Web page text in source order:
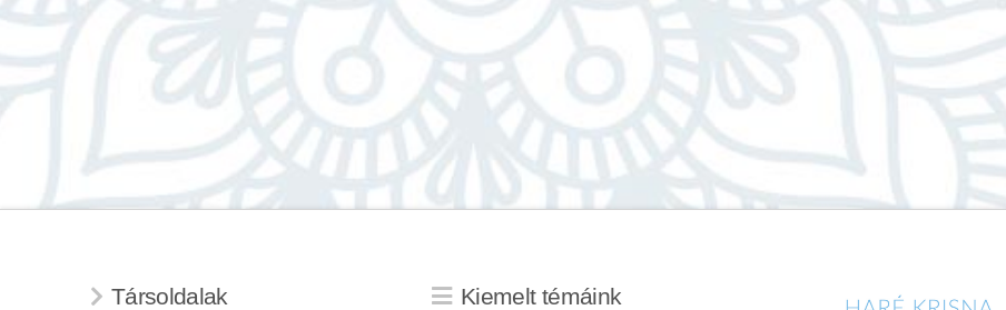
Társoldalak Kiemelt témáink